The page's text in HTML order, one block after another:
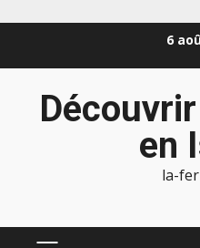
6
en
la-